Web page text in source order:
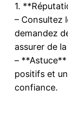
1.
– Consultez
demandez
assurer de
– **Astuce**
positifs et
confiance.